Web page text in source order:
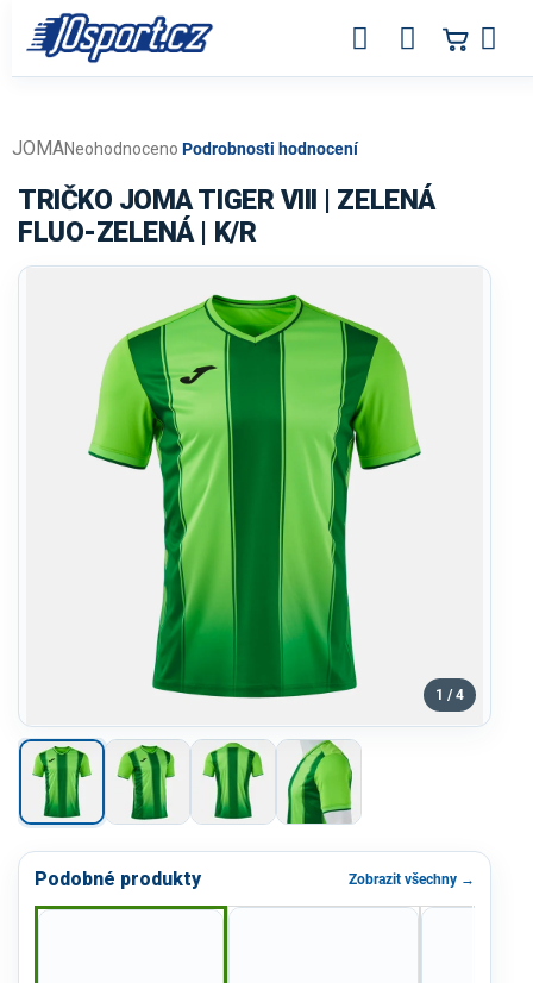
obsah
Průměrné
produktu
je
0,0
Neohodnoceno Podrobnosti hodnocení
JOMA
TRIČKO JOMA TIGER VIII | ZELENÁ
FLUO-ZELENÁ | K/R
1 / 4
Podobné produkty Zobrazit všechny →